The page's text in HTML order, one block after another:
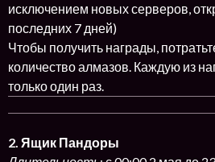
исключением новых серверов,
последних 7 дней)
Чтобы получить награды,
количество алмазов. Каждую из
только один раз.
2. Ящик Пандоры